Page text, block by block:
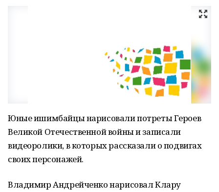
Юные ишимбайцы нарисовали потреты Героев
Великой Отечественной войны и записали
видеоролики, в которых рассказали о подвигах
своих персонажей.
Владимир Андрейченко нарисовал Клару